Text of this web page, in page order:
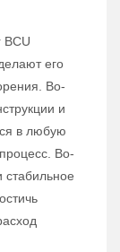
BCU
его
Во-
и
в любую
Во-
стабильное